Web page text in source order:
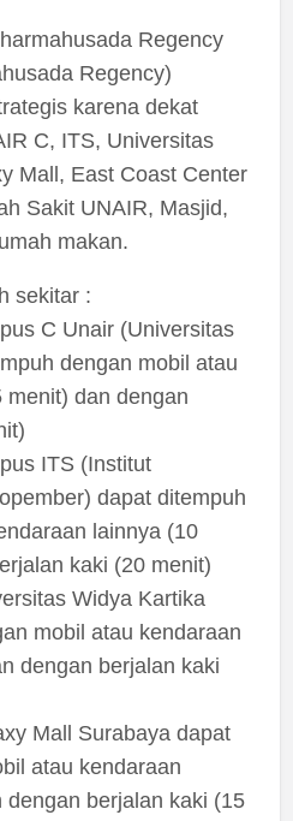
Regency
Regency)
karena dekat
C, ITS, Universitas
Mall, East Coast Center
Sakit UNAIR, Masjid,
makan.
sekitar :
C Unair (Universitas
dengan mobil atau
menit) dan dengan
ITS (Institut
dapat ditempuh
lainnya (10
kaki (20 menit)
Widya Kartika
mobil atau kendaraan
dengan berjalan kaki
Mall Surabaya dapat
atau kendaraan
dengan berjalan kaki (15